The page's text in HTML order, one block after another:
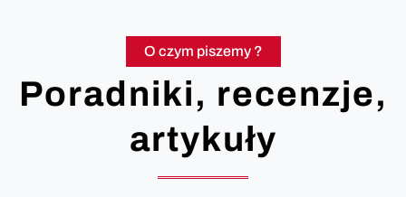
O czym piszemy ?
Poradniki, recenzje,
artykuły